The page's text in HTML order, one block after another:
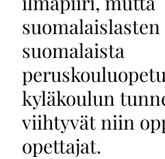
suomalaista
kyläkoulun
viihtyvät niin
opettajat.